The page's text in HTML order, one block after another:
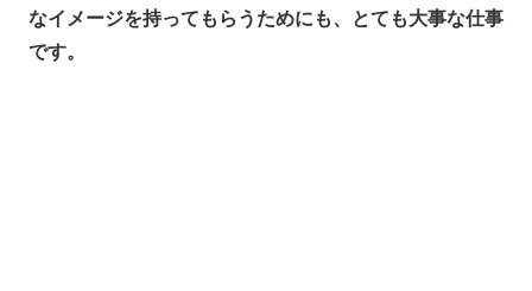
なイメージを持ってもらうためにも、とても大事な仕事
です。